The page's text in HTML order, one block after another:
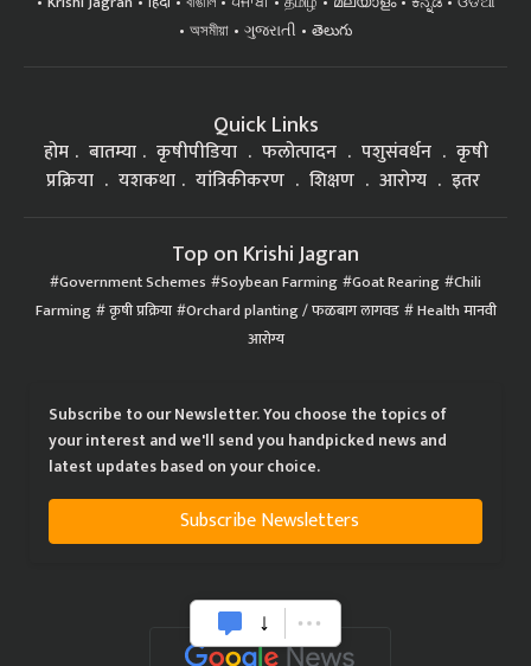
অসমীয়া
ગુજરાતી తెలుగు
Quick Links
होम बातम्या कृषीपीडिया फलोत्पादन पशुसंवर्धन
कृषी
प्रक्रिया
यशकथा यांत्रिकीकरण शिक्षण आरोग्य इतर
Top on Krishi Jagran
Government Schemes Soybean Farming Goat Rearing Chili
Farming कृषी प्रक्रिया Orchard planting / फळबाग लागवड Health मानवी
आरोग्य
Subscribe to our Newsletter. You choose the topics of
your interest and we'll send you handpicked news and
latest updates based on your choice.
Subscribe Newsletters